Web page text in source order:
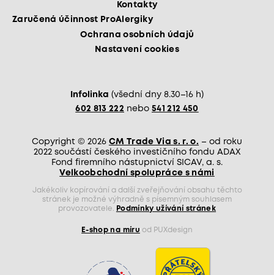
Kontakty
Zaručená účinnost ProAlergiky
Ochrana osobních údajů
Nastavení cookies
Infolinka (všední dny 8.30–16 h)
602 813 222 nebo 541 212 450
Copyright © 2026 CM Trade Via s. r. o. – od roku
2022 součástí českého investičního fondu ADAX
Fond firemního nástupnictví SICAV, a. s.
Velkoobchodní spolupráce s námi
Jakékoliv kopírování a další zveřejňování obsahu těchto
stránek je možné výhradně s písemným souhlasem
provozovatele.
Podmínky užívání stránek
E-shop na míru od PUXdesign